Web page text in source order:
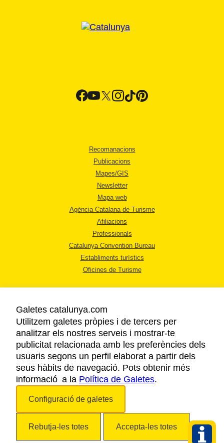
Recomanacions
Publicacions
Mapes/GIS
Newsletter
Mapa web
Agència Catalana de Turisme
Afiliacions
Professionals
Catalunya Convention Bureau
Establiments turístics
Oficines de Turisme
AVÍS LEGAL
POLÍTICA DE PRIVACITAT
COOKIES
ACCESSIBILITAT
Galetes catalunya.com
Utilitzem galetes pròpies i de tercers per
analitzar els nostres serveis i mostrar-te
publicitat relacionada amb les preferències dels
usuaris segons un perfil elaborat a partir dels
seus hàbits de navegació. Pots obtenir més
informació a la Política de Galetes.
Configuració de galetes
Rebutja-les totes Accepta-les totes